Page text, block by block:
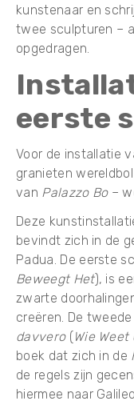
kunstenaar en
twee sculpturen –
opgedragen.
eerste
Voor de installatie
granieten
van Palazzo Bo–
Deze
bevindt zich in de
Padua. De eerste
Beweegt Het), is
zwarte
creëren. De
davvero( Wie
boek dat zich in de
de regels zijn
hiermee naar